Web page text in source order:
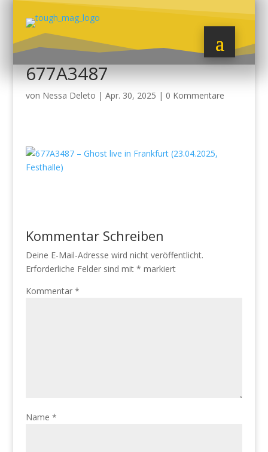
677A3487
von Nessa Deleto | Apr. 30, 2025 | 0 Kommentare
Kommentar Schreiben
Deine E-Mail-Adresse wird nicht veröffentlicht.
Erforderliche Felder sind mit * markiert
Kommentar *
Name *